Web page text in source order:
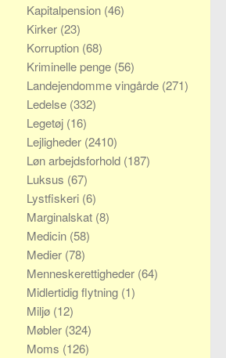
Kapitalpension (46)
Kirker (23)
Korruption (68)
Kriminelle penge (56)
Landejendomme vingårde (271)
Ledelse (332)
Legetøj (16)
Lejligheder (2410)
Løn arbejdsforhold (187)
Luksus (67)
Lystfiskeri (6)
Marginalskat (8)
Medicin (58)
Medier (78)
Menneskerettigheder (64)
Midlertidig flytning (1)
Miljø (12)
Møbler (324)
Moms (126)